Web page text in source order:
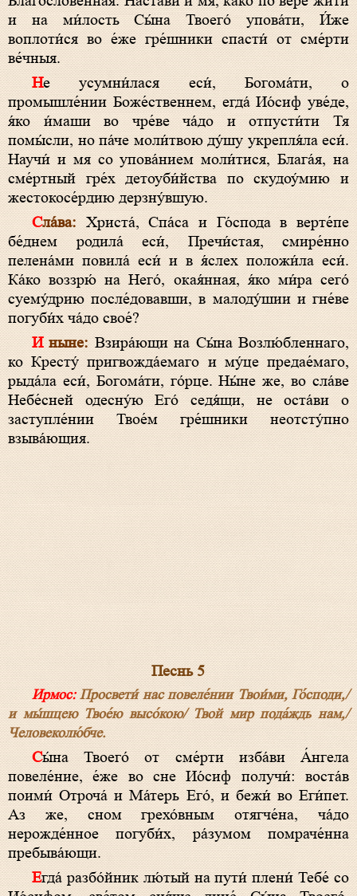
и на ми́лость Сы́на Твоего́ упова́ти, И́же
воплоти́ся во е́же гре́шники спасти́ от сме́рти
ве́чныя.
Не усумни́лася еси́, Богома́ти, о
промышле́нии Боже́ственнем, егда́ Ио́сиф уве́де,
я́ко и́маши во чре́ве ча́до и отпусти́ти Тя
помы́сли, но па́че моли́твою ду́шу укрепля́ла еси́.
Научи́ и мя со упова́нием моли́тися, Блага́я, на
сме́ртный гре́х детоуби́йства по скудоу́мию и
жестокосе́рдию дерзну́вшую.
Сла́ва:Христа́, Спа́са и Го́спода в верте́пе
бе́днем родила́ еси́, Пречи́стая, смире́нно
пелена́ми повила́ еси́ и в я́слех положи́ла еси́.
Ка́ко воззрю́ на Него́, окая́нная, я́ко ми́ра сего́
суему́дрию после́довавши, в малоду́шии и гне́ве
погуби́х ча́до свое́?
И ныне:Взира́ющи на Сы́на Возлю́бленнаго,
ко Кресту́ пригвожда́емаго и му́це предае́маго,
рыда́ла еси́, Богома́ти, го́рце. Ны́не же, во сла́ве
Небе́сней одесну́ю Его́ седя́щи, не оста́ви о
заступле́нии Твое́м гре́шники неотсту́пно
взыва́ющия.
Песнь 5
Ирмос:Просвети́ нас повеле́нии Твои́ми, Го́споди,/
и мы́шцею Твое́ю высо́кою/ Твой мир пода́ждь нам,/
Человеколю́бче.
Сы́на Твоего́ от сме́рти изба́ви А́нгела
повеле́ние, е́же во сне Ио́сиф получи́: воста́в
поими́ Отроча́ и Ма́терь Его́, и бежи́ во Еги́пет.
Аз же, сном грехо́вным отягче́на, ча́до
нерожде́нное погуби́х, ра́зумом помраче́нна
пребыва́ющи.
Егда́ разбо́йник лю́тый на пути́ плени́ Тебе́ со